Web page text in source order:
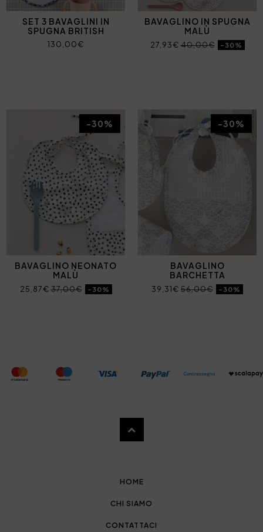
SET 3 BAVAGLINI IN
SPUGNA BRITISH
130,00€
BAVAGLINO IN SPUGNA
MALÙ
27,93€40,00€ -30%
BAVAGLINO NEONATO
MALÙ
25,87€37,00€ -30%
-30%
BAVAGLINO
BARCHETTA
39,31€ 56,00€ -30%
-30%
HOME
CHI SIAMO
CONTATTACI